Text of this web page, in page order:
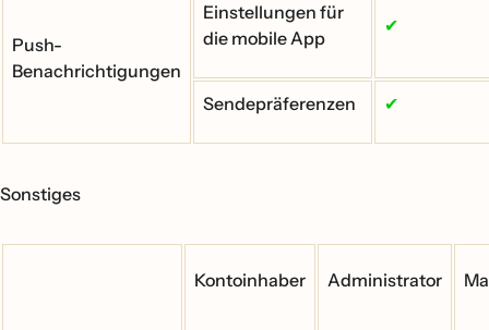
Push-
Benachrichtigungen
Einstellungen für
die mobile App
✔
Sendepräferenzen ✔
Sonstiges
Kontoinhaber Administrator